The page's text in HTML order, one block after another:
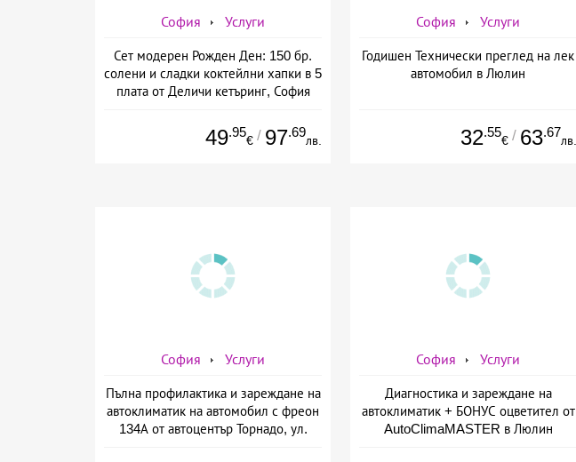
София Услуги
Сет модерен Рожден Ден: 150 бр.
солени и сладки коктейлни хапки в 5
плата от Деличи кетъринг, София
49.95
€ / 97.69
лв.
София Услуги
Годишен Технически преглед на лек
автомобил в Люлин
32.55
€ / 63.67
лв.
София Услуги
Пълна профилактика и зареждане на
автоклиматик на автомобил с фреон
134А от автоцентър Торнадо, ул.
София Услуги
Диагностика и зареждане на
автоклиматик + БОНУС оцветител от
AutoClimaMASTER в Люлин